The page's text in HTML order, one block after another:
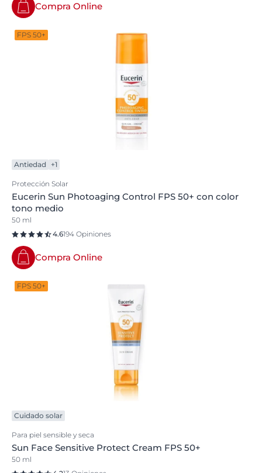
Compra Online
FPS 50+
Antiedad +1
Protección Solar
Eucerin Sun Photoaging Control FPS 50+ con color
tono medio
50 ml
4.6194 Opiniones
Compra Online
FPS 50+
Cuidado solar
Para piel sensible y seca
Sun Face Sensitive Protect Cream FPS 50+
50 ml